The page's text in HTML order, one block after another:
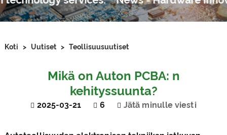
Koti > Uutiset > Teollisuusuutiset
Mikä on Auton PCBA: n
kehityssuunta?
2025-03-21 6 Jätä minulle viesti